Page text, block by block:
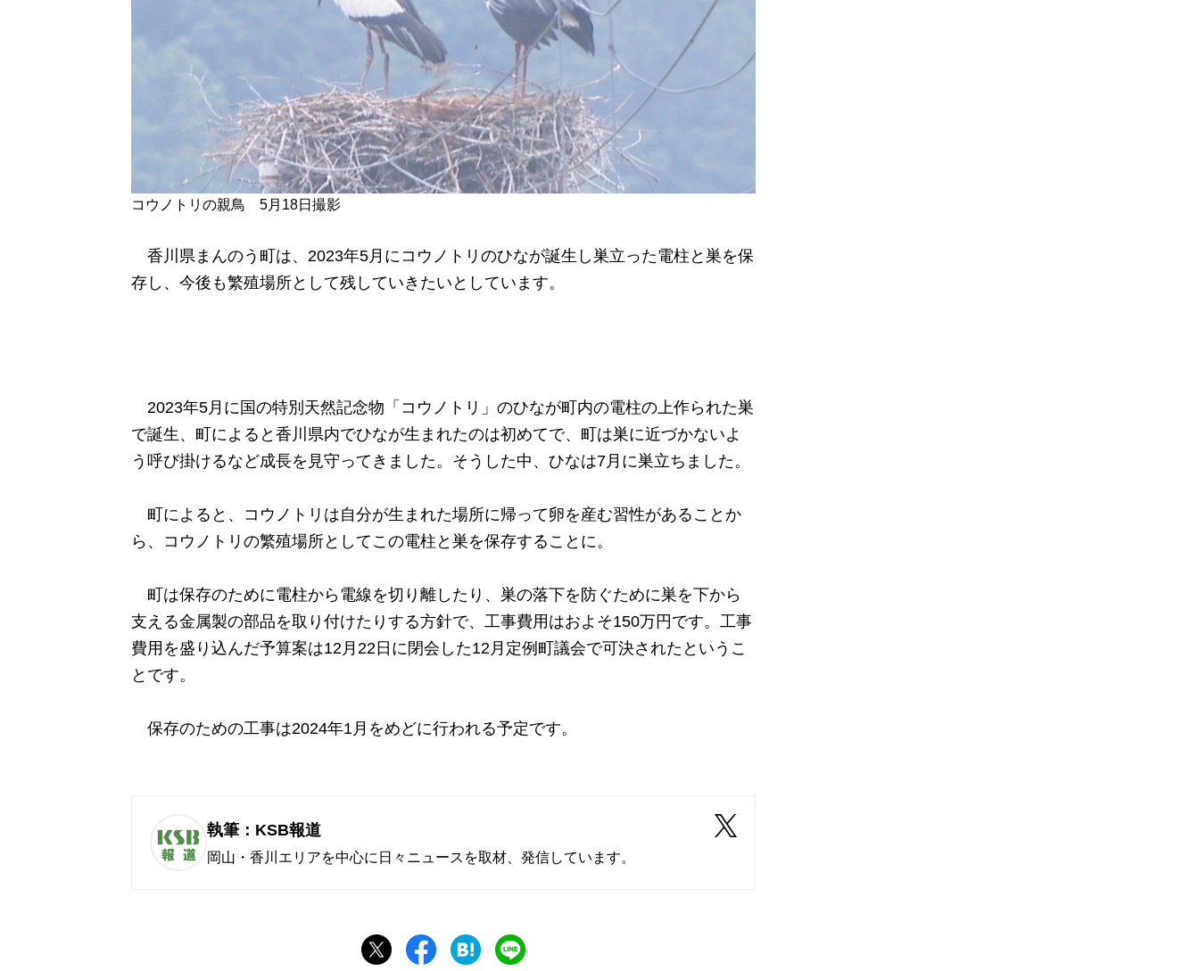
コウノトリの親鳥 5月18日撮影
香川県まんのう町は、2023年5月にコウノトリのひなが誕生し巣立った電柱と巣を保
存し、今後も繁殖場所として残していきたいとしています。
2023年5月に国の特別天然記念物「コウノトリ」のひなが町内の電柱の上作られた巣
で誕生、町によると香川県内でひなが生まれたのは初めてで、町は巣に近づかないよ
う呼び掛けるなど成長を見守ってきました。そうした中、ひなは7月に巣立ちました。
町によると、コウノトリは自分が生まれた場所に帰って卵を産む習性があることか
ら、コウノトリの繁殖場所としてこの電柱と巣を保存することに。
町は保存のために電柱から電線を切り離したり、巣の落下を防ぐために巣を下から
支える金属製の部品を取り付けたりする方針で、工事費用はおよそ150万円です。工事
費用を盛り込んだ予算案は12月22日に閉会した12月定例町議会で可決されたというこ
とです。
保存のための工事は2024年1月をめどに行われる予定です。
執筆：KSB報道
岡山・香川エリアを中心に日々ニュースを取材、発信しています。